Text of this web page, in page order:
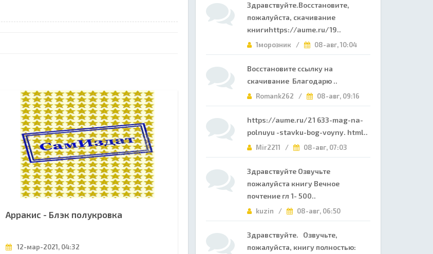
Арракис - Блэк полукровка
12-мар-2021, 04:32
Здравствуйте.Восстановите,
пожалуйста, скачивание
книгиhttps://aume.ru/19..
1морозник / 08-авг, 10:04
Восстановите ссылку на
скачивание Благодарю ..
Romank262 / 08-авг, 09:16
https://aume.ru/21 633-mag-na-
polnuyu -stavku-bog-voyny. html..
Mir2211 / 08-авг, 07:03
Здравствуйте Озвучьте
пожалуйста книгу Вечное
почтение гл 1- 500..
kuzin / 08-авг, 06:50
Здравствуйте. Озвучьте,
пожалуйста, книгу полностью: